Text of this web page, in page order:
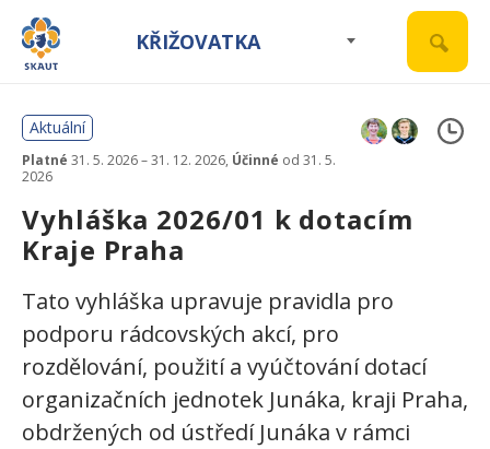
KŘIŽOVATKA
Aktuální
Platné 31. 5. 2026 – 31. 12. 2026, Účinné od 31. 5.
2026
Vyhláška 2026/01 k dotacím
Kraje Praha
Tato vyhláška upravuje pravidla pro
podporu rádcovských akcí, pro
rozdělování, použití a vyúčtování dotací
organizačních jednotek Junáka, kraji Praha,
obdržených od ústředí Junáka v rámci